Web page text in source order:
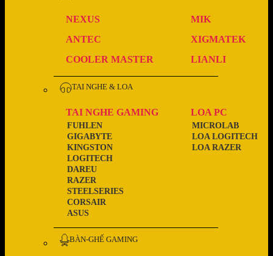
NEXUS
MIK
ANTEC
XIGMATEK
COOLER MASTER
LIANLI
TAI NGHE & LOA
TAI NGHE GAMING
ASUS
CORSAIR
STEELSERIES
RAZER
DAREU
LOGITECH
KINGSTON
GIGABYTE
FUHLEN
LOA PC
LOA RAZER
LOA LOGITECH
MICROLAB
BÀN-GHẾ GAMING